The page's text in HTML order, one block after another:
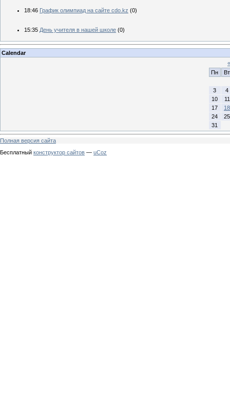
18:46 График олимпиад на сайте cdo.kz (0)
15:35 День учителя в нашей школе (0)
Calendar
«
Пн
Вт
3
4
10
11
17
18
24
25
31
Полная версия сайта
Бесплатный конструктор сайтов — uCoz